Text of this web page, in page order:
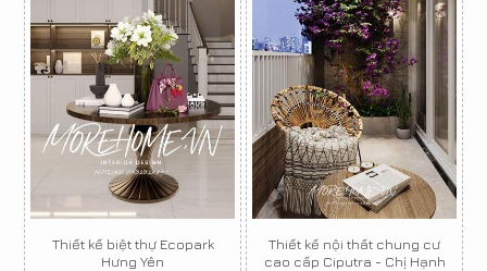
Thiết kế biệt thự Ecopark
Hưng Yên
Thiết kế nội thất chung cư
cao cấp Ciputra - Chị Hạnh